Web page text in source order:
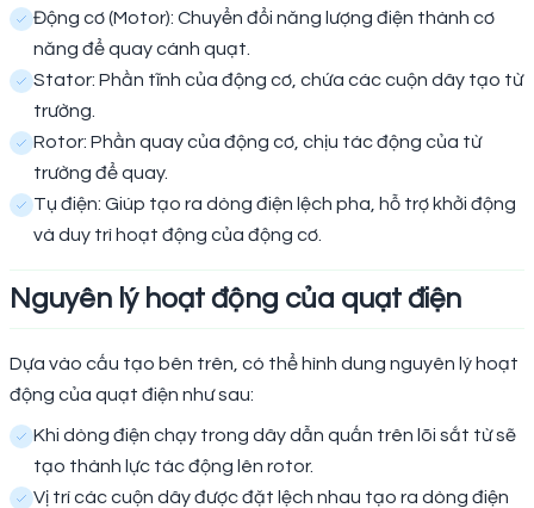
Động cơ (Motor): Chuyển đổi năng lượng điện thành cơ
năng để quay cánh quạt.
Stator: Phần tĩnh của động cơ, chứa các cuộn dây tạo từ
trường.
Rotor: Phần quay của động cơ, chịu tác động của từ
trường để quay.
Tụ điện: Giúp tạo ra dòng điện lệch pha, hỗ trợ khởi động
và duy trì hoạt động của động cơ.
Nguyên lý hoạt động của quạt điện
Dựa vào cấu tạo bên trên, có thể hình dung nguyên lý hoạt
động của quạt điện như sau:
Khi dòng điện chạy trong dây dẫn quấn trên lõi sắt từ sẽ
tạo thành lực tác động lên rotor.
Vị trí các cuộn dây được đặt lệch nhau tạo ra dòng điện